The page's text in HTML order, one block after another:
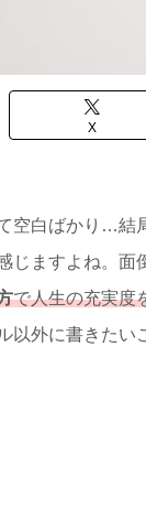
X
空白ばかり…結
じますよね。面
で人生の充実度
以外に書きたい